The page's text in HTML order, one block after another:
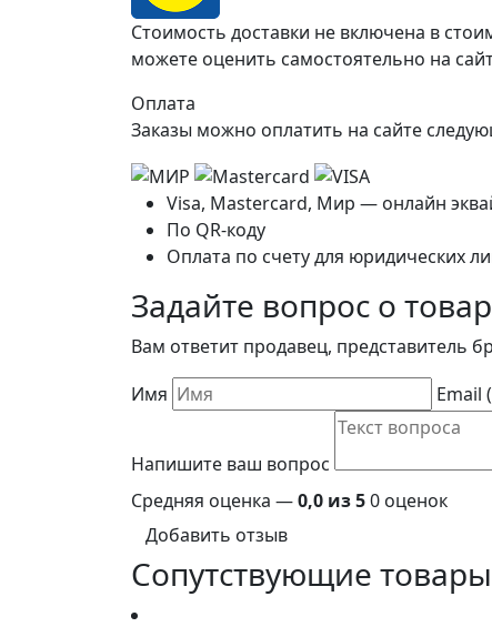
Стоимость доставки не включена в
можете оценить самостоятельно на
Оплата
Заказы можно оплатить на сайте
Visa, Mastercard, Мир — онлайн
По QR-коду
Оплата по счету для юридических
Задайте вопрос о
Вам ответит продавец, представитель
Имя
Email
Напишите ваш вопрос
Средняя оценка —0,0 из 50 оценок
Добавить отзыв
Сопутствующие товары